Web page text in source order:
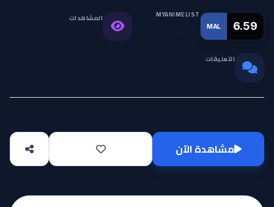
MAL 6.59
MYANIMELIST المشاهدات
التعليقات
مشاهدة الآن